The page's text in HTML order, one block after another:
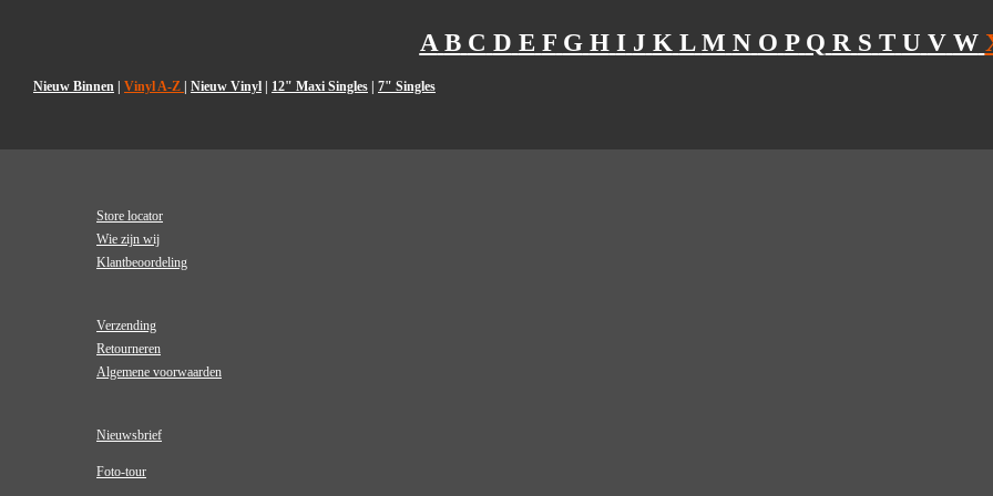
A B C D E F G H I J K L M N O P Q R S T U V W
Nieuw Binnen Vinyl A-Z Nieuw Vinyl 12" Maxi Singles 7" Singles
Store locator
Wie zijn wij
Klantbeoordeling
Verzending
Retourneren
Algemene voorwaarden
Nieuwsbrief
Foto-tour